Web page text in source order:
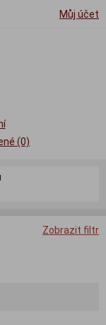
Můj účet
(0)
Zobrazit filtr